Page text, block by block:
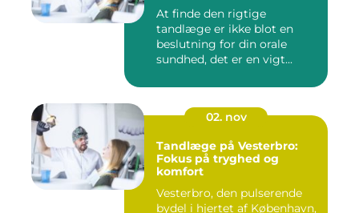
At finde den rigtige
tandlæge er ikke blot en
beslutning for din orale
sundhed, det er en vigt...
02. nov
Tandlæge på Vesterbro:
Fokus på tryghed og
komfort
Vesterbro, den pulserende
bydel i hjertet af København,